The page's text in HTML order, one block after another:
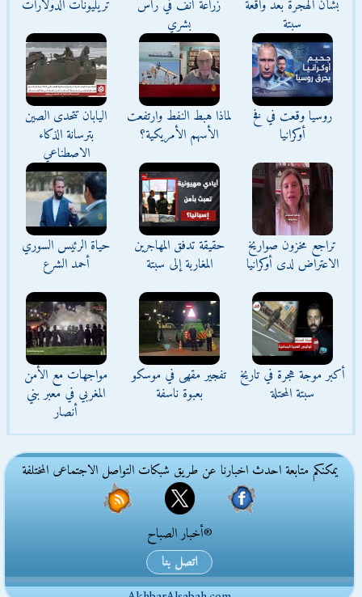
بشأن الهجرة بعد واقعة
سبتة
زراعة أنف في رأس
بشري
تريليونات الدولارات
روسيا وقعت في فخ
أوكرانيا
لماذا هبط النفط وارتفعت
الأسهم الأمريكية؟
اليابان تتحدى الصين
بترسانة الذكاء
الاصطناعي
تراجع مخزون صواريخ
الاعتراض لدى أوكرانيا
حقيقة تدفق المهاجرين
المغاربة إلى سبتة
حياة الرئيس السوري
أحمد الشرع
أكبر موجة هجرة في تاريخ
سبتة المحتلة
تفجير مقهى في موسكو
بعبوة ناسفة
مواجهات مع الأمن
المغربي في معبر بني
أنصار
يمكنكم متابعة احدث اخبارنا عن طريق شبكات التواصل الاجتماعى المختلفة
®أخبار الصباح
اتصل بنا